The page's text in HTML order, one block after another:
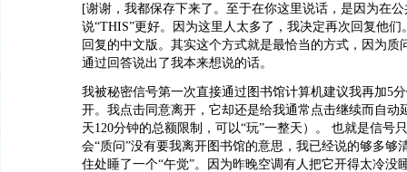
[谢谢，我都保存下来了。至于在你这里说话，是因为在
说“THIS”更好。因为这里人太多了，我决定再次回复他
回复的中文版。其实这个方式就是最恰当的方式，因为质
通过回答说出了我本来想说的话。
我被秘密信号第一次直接通过图书馆计算机建议我再加5
开。我点击同意离开，它却还是给我通常点击继续而自动
天120分钟的总额限制，可以“玩”一整天）。 也就是信号
会“质问”没有要我离开图书馆的意思，我已经说的够多够
住处睡了一个“午觉”。因为昨晚空调有人把它开得太冷没